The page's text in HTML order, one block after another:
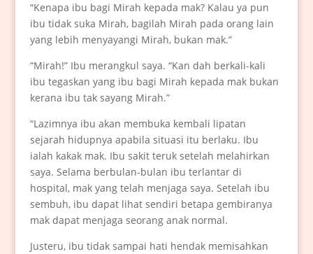
“Kenapa ibu bagi Mirah kepada mak? Kalau ya pun
ibu tidak suka Mirah, bagilah Mirah pada orang lain
yang lebih menyayangi Mirah, bukan mak.”
“Mirah!” Ibu merangkul saya. “Kan dah berkali-kali
ibu tegaskan yang ibu bagi Mirah kepada mak bukan
kerana ibu tak sayang Mirah.”
“Lazimnya ibu akan membuka kembali lipatan
sejarah hidupnya apabila situasi itu berlaku. Ibu
ialah kakak mak. Ibu sakit teruk setelah melahirkan
saya. Selama berbulan-bulan ibu terlantar di
hospital, mak yang telah menjaga saya. Setelah ibu
sembuh, ibu dapat lihat sendiri betapa gembiranya
mak dapat menjaga seorang anak normal.
Justeru, ibu tidak sampai hati hendak memisahkan